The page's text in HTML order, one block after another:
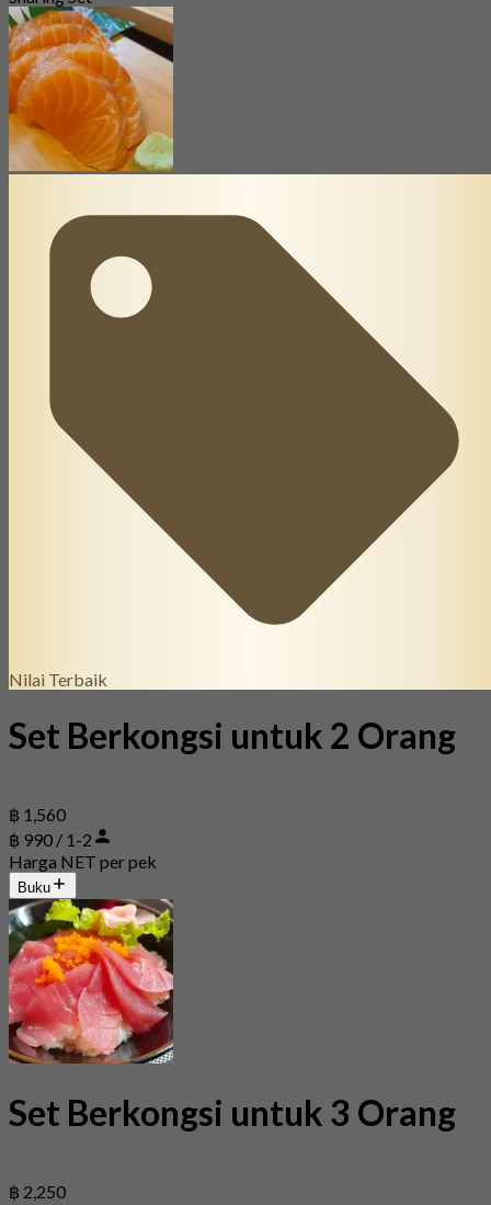
Nilai Terbaik
Set Berkongsi untuk 2 Orang
฿ 1,560
฿ 990 / 1-2
Harga NET per pek
Buku
Set Berkongsi untuk 3 Orang
฿ 2,250